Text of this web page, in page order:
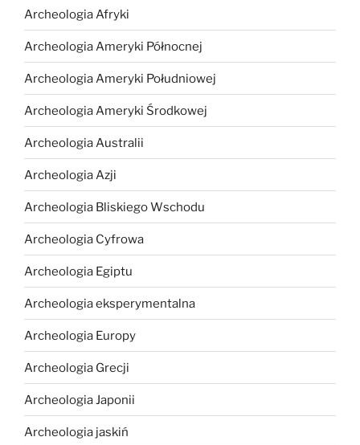
Archeologia Afryki
Archeologia Ameryki Północnej
Archeologia Ameryki Południowej
Archeologia Ameryki Środkowej
Archeologia Australii
Archeologia Azji
Archeologia Bliskiego Wschodu
Archeologia Cyfrowa
Archeologia Egiptu
Archeologia eksperymentalna
Archeologia Europy
Archeologia Grecji
Archeologia Japonii
Archeologia jaskiń